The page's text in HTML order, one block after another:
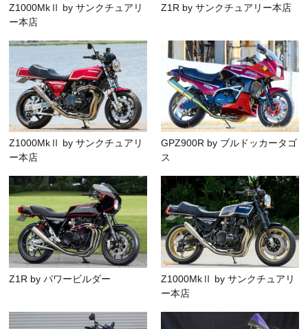
Z1000MkⅡ by サンクチュアリ
ー本店
Z1R by サンクチュアリー本店
Z1000MkⅡ by サンクチュアリ
ー本店
GPZ900R by ブルドッカータゴ
ス
Z1R by パワービルダー
Z1000MkⅡ by サンクチュアリ
ー本店